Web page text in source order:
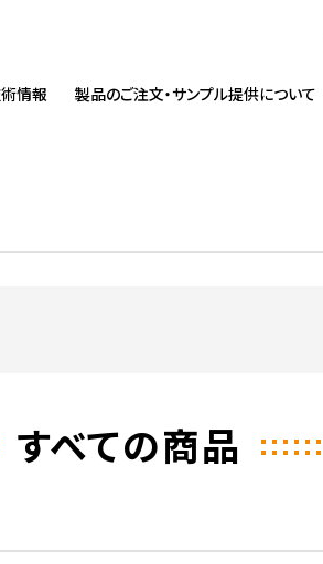
情報 製品のご注文・サンプル提供について
すべての商品